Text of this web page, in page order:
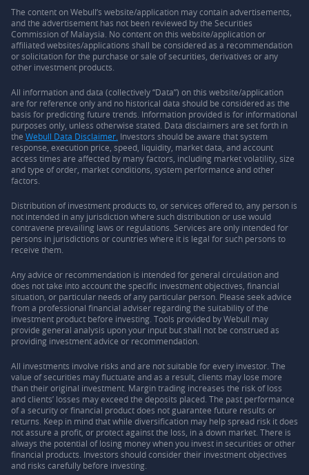
The content on Webull’s website/application may contain advertisements,
and the advertisement has not been reviewed by the Securities
Commission of Malaysia. No content on this website/application or
affiliated websites/applications shall be considered as a recommendation
or solicitation for the purchase or sale of securities, derivatives or any
other investment products.
All information and data (collectively “Data”) on this website/application
are for reference only and no historical data should be considered as the
basis for predicting future trends. Information provided is for informational
purposes only, unless otherwise stated. Data disclaimers are set forth in
the Webull Data Disclaimer. Investors should be aware that system
response, execution price, speed, liquidity, market data, and account
access times are affected by many factors, including market volatility, size
and type of order, market conditions, system performance and other
factors.
Distribution of investment products to, or services offered to, any person is
not intended in any jurisdiction where such distribution or use would
contravene prevailing laws or regulations. Services are only intended for
persons in jurisdictions or countries where it is legal for such persons to
receive them.
Any advice or recommendation is intended for general circulation and
does not take into account the specific investment objectives, financial
situation, or particular needs of any particular person. Please seek advice
from a professional financial adviser regarding the suitability of the
investment product before investing. Tools provided by Webull may
provide general analysis upon your input but shall not be construed as
providing investment advice or recommendation.
All investments involve risks and are not suitable for every investor. The
value of securities may fluctuate and as a result, clients may lose more
than their original investment. Margin trading increases the risk of loss
and clients’ losses may exceed the deposits placed. The past performance
of a security or financial product does not guarantee future results or
returns. Keep in mind that while diversification may help spread risk it does
not assure a profit, or protect against the loss, in a down market. There is
always the potential of losing money when you invest in securities or other
financial products. Investors should consider their investment objectives
and risks carefully before investing.